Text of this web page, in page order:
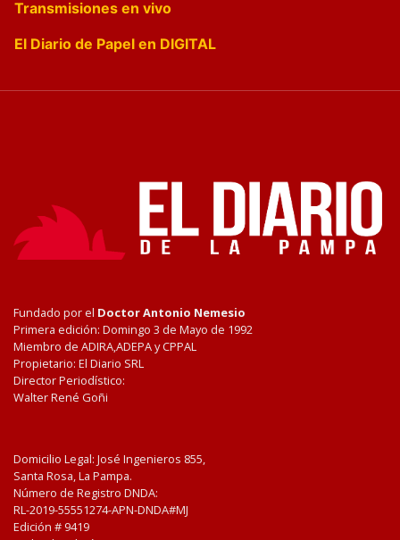
Transmisiones en vivo
El Diario de Papel en DIGITAL
Fundado por el Doctor Antonio Nemesio
Primera edición: Domingo 3 de Mayo de 1992
Miembro de ADIRA,ADEPA y CPPAL
Propietario: El Diario SRL
Director Periodístico:
Walter René Goñi
Domicilio Legal: José Ingenieros 855,
Santa Rosa, La Pampa.
Número de Registro DNDA:
RL-2019-55551274-APN-DNDA#MJ
Edición # 9419